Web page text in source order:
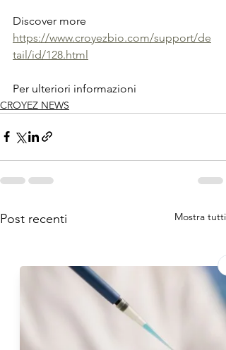
Discover more
https://www.croyezbio.com/support/de
tail/id/128.html
Per ulteriori informazioni
CROYEZ NEWS
Post recenti Mostra tutti